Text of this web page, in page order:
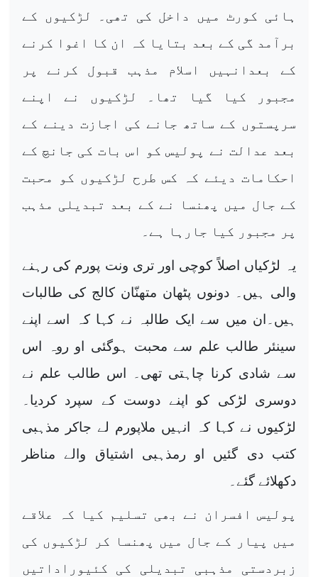
ہائی کورٹ میں داخل کی تھی۔ لڑکیوں کے
برآمد گی کے بعد بتایا کہ ان کا اغوا کرنے
کے بعدانہیں اسلام مذہب قبول کرنے پر
مجبور کیا گیا تھا۔ لڑکیوں نے اپنے
سرپستوں کے ساتھ جانے کی اجازت دینے کے
بعد عدالت نے پولیس کو اس بات کی جانچ کے
احکامات دیئے کہ کس طرح لڑکیوں کو محبت
کے جال میں پھنسا نے کے بعد تبدیلی مذہب
پر مجبور کیا جارہا ہے۔
یہ لڑکیاں اصلاً کوچی اور تری ونت پورم کی رہنے
والی ہیں۔ دونوں پٹھان متھنّان کالج کی طالبات
ہیں۔ان میں سے ایک طالبہ نے کہا کہ اسے اپنے
سینئر طالب علم سے محبت ہوگئی او روہ اس
سے شادی کرنا چاہتی تھی۔ اس طالب علم نے
دوسری لڑکی کو اپنے دوست کے سپرد کردیا۔
لڑکیوں نے کہا کہ انہیں ملاپورم لے جاکر مذہبی
کتب دی گئیں او رمذہبی اشتیاق والے مناظر
دکھلائے گئے۔
پولیس افسران نے بھی تسلیم کیا کہ علاقے
میں پیار کے جال میں پھنسا کر لڑکیوں کی
زبردستی مذہبی تبدیلی کی کئیوراداتیں